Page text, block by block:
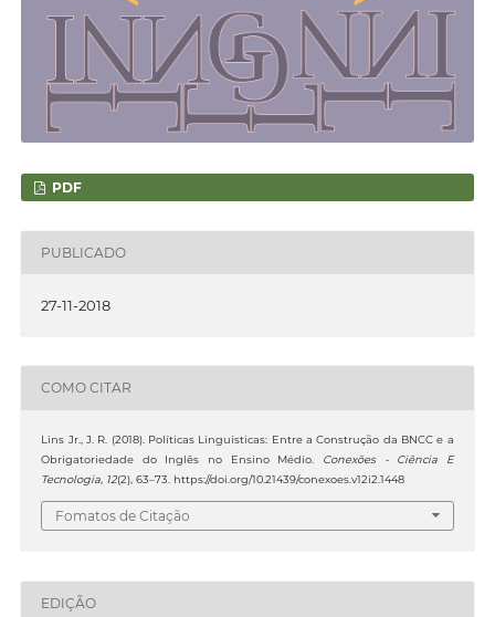
PDF
PUBLICADO
27-11-2018
COMO CITAR
Lins Jr., J. R. (2018). Políticas Linguísticas: Entre a Construção da BNCC e a
Obrigatoriedade do Inglês no Ensino Médio. Conexões - Ciência E
Tecnologia, 12(2), 63–73. https://doi.org/10.21439/conexoes.v12i2.1448
Fomatos de Citação
EDIÇÃO